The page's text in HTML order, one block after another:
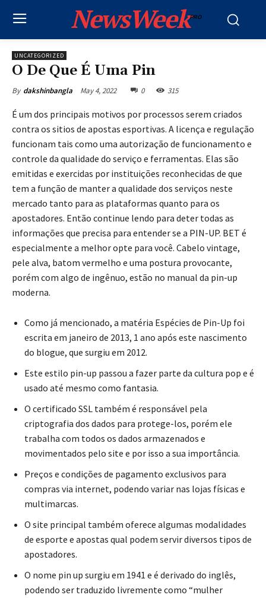
NewsWeekPRO
UNCATEGORIZED
O De Que É Uma Pin
By dakshinbangla May 4, 2022 0 315
É um dos principais motivos por processos serem criados
contra os sitios de apostas esportivas. A licença e regulação
funcionam tais como uma autorização de funcionamento e
controle da qualidade do serviço e ferramentas. Elas são
emitidas e exercidas por instituições reconhecidas de que
tem a função de manter a qualidade dos serviços neste
mercado tanto para as plataformas quanto para os
apostadores. Então continue lendo para deter todas as
informações que precisa para entender se a PIN-UP. BET é
especialmente a melhor opte para você. Cabelo vintage,
pele alva, batom vermelho e uma postura provocante,
porém com algo de ingênuo, estão no manual da pin-up
moderna.
Como já mencionado, a matéria Espécies de Pin-Up foi
escrita em janeiro de 2013, 1 ano após este nascimento
do blogue, que surgiu em 2012.
Este estilo pin-up passou a fazer parte da cultura pop e é
usado até mesmo como fantasia.
O certificado SSL também é responsável pela
criptografia dos dados para protege-los, porém ele
trabalha com todos os dados armazenados e
movimentados pelo site e por isso a sua importância.
Preços e condições de pagamento exclusivos para
compras via internet, podendo variar nas lojas físicas e
multimarcas.
O site principal também oferece algumas modalidades
de esporte e apostas qual podem servir diversos tipos de
apostadores.
O nome pin up surgiu em 1941 e é derivado do inglês,
podendo ser traduzido livremente como “mulher